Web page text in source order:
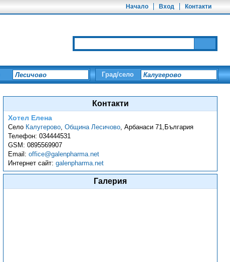
Начало Вход Контакти
Град/село
Контакти
Хотел Елена
Село Калугерово, Община Лесичово, Aрбанаси 71,България
Телефон: 034444531
GSM: 0895569907
Email: office@galenpharma.net
Интернет сайт: galenpharma.net
Галерия